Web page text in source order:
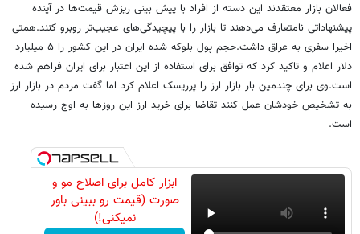
فعالان بازار معتقدند این دسته از افراد با پیش بینی ریزش قیمت‌ها در آینده
پیشنهاداتی نامتعارف می‌دهند تا بازار را با پیچیدگی‌های عجیب‌تر روبرو کنند.همتی
اخیرا سفری به عراق داشت.حجم پول بلوکه شده ایران در این کشور را ۵ میلیارد
دلار اعلام و تاکید کرد که توافق برای استفاده از این اعتبار برای ایران فراهم شده
است.وی برای چندمین بار بازار ارز را پرریسک اعلام کرد اما گفت مردم در بازار ارز
به تشخیص خودشان عمل کنند تقاضا برای خرید ارز این روزها به اوج رسیده
است.
ابزار کامل برای اصلاح مو و
صورت (قیمت رو ببینی باور
نمیکنی!)